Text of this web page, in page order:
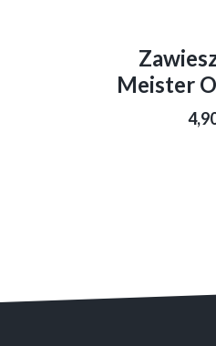
Meister